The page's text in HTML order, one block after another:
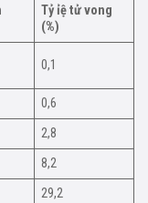
Tỷ ỉệ tử vong
(%)
0,1
0,6
2,8
8,2
29,2